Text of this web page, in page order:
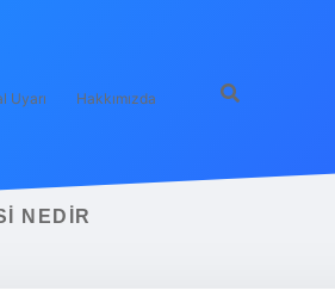
Uyarı Hakkımızda
NEDIR